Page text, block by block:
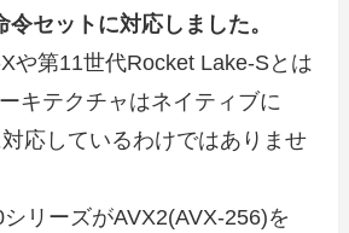
セットに対応しました。
や第11世代Rocket Lake-Sとは
キテクチャはネイティブに
応しているわけではありませ
リーズがAVX2(AVX-256)を